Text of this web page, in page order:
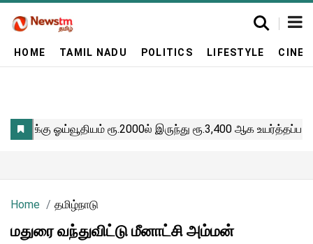
HOME TAMIL NADU POLITICS LIFESTYLE
Home தமிழ்நாடு
மதுரை வந்துவிட்டு மீனாட்சி அம்மன்